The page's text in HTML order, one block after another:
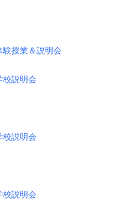
授業＆説明会
校説明会
校説明会
校説明会